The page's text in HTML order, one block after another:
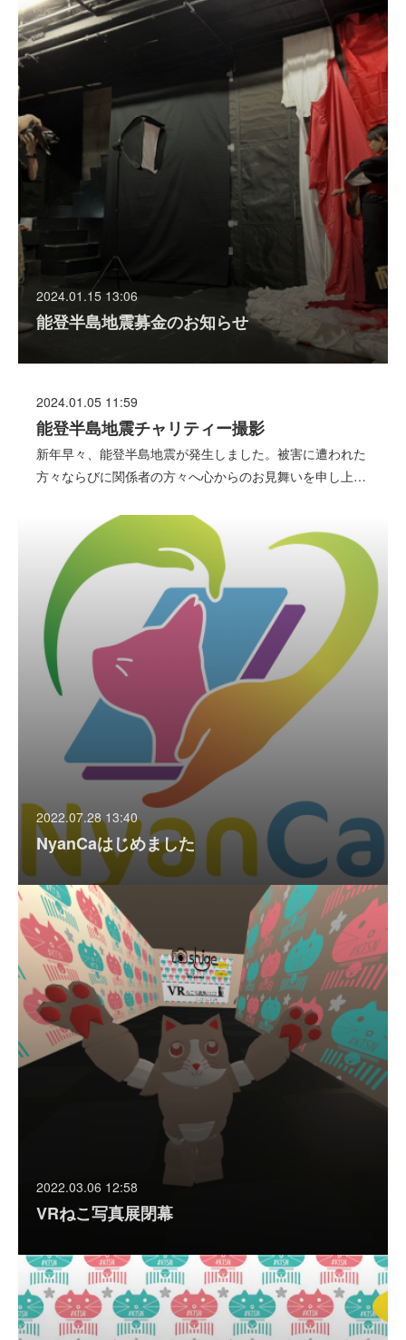
2024.01.15 13:06
能登半島地震募金のお知らせ
2024.01.05 11:59
能登半島地震チャリティー撮影
新年早々、能登半島地震が発生しました。被害に遭われた
方々ならびに関係者の方々へ心からのお見舞いを申し上…
2022.07.28 13:40
NyanCaはじめました
2022.03.06 12:58
VRねこ写真展閉幕